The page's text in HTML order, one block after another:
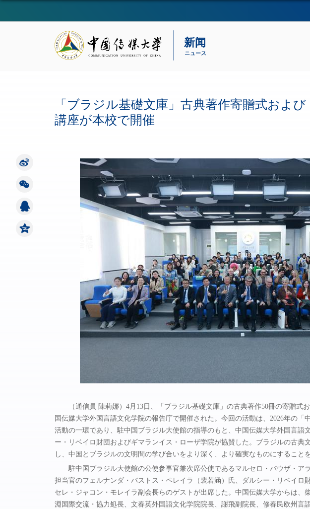
「ブラジル基礎文庫」古典著作寄贈式およ
講座が本校で開催
（通信員 陳莉娜）4月13日、「ブラジル基礎文庫」の古典著作50冊の寄贈式
国伝媒大学外国言語文化学院の報告庁で開催された。今回の活動は、2026年の「
活動の一環であり、駐中国ブラジル大使館の指導のもと、中国伝媒大学外国言語
ー・リベイロ財団およびギマランイス・ローザ学院が協賛した。ブラジルの古典
し、中国とブラジルの文明間の学び合いをより深く、より確実なものにすること
駐中国ブラジル大使館の公使参事官兼次席公使であるマルセロ・バウザ・ア
担当官のフェルナンダ・バストス・ペレイラ（裴若涵）氏、ダルシー・リベイロ
セレ・ジャコン・モレイラ副会長らのゲストが出席した。中国伝媒大学からは、
淵国際交流・協力処長、文春英外国語文化学院院長、謝飛副院長、修春民欧州言